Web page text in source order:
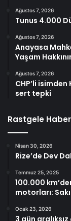
Ağustos 7, 2026
Tunus 4.000
Ağustos 7, 2026
Anayasa
Yaşam
Ağustos 7, 2026
CHP’li
sert tepki
Rastgele
Nisan 30, 2026
Rize’de Dev
Temmuz 25, 2025
100.000
motorları:
Ocak 23, 2026